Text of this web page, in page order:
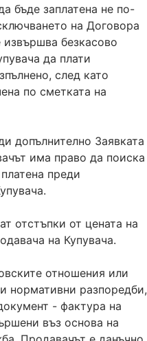
бъде заплатена не по-
на Договора
безкасово
да плати
след като
по сметката на
допълнително Заявката
има право да поиска
преди
отстъпки от цената на
на Купувача.
отношения или
нормативни разпоредби,
- фактура на
въз основа на